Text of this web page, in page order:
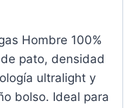
Hombre 100%
pato, densidad
ultralight y
bolso. Ideal para